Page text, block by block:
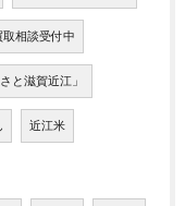
相談受付中
と滋賀近江」
近江米